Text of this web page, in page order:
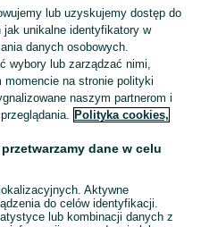
Szeroki wybór kombinezonów letnich damskich Śląskie ▶️ bawełniane i szyfonowe ✅ Nowe i używane w dobrych cenach ✌ Znajdź ogłoszenia na OLX.pl!
lub uzyskujemy dostęp do
unikalne identyfikatory w
danych osobowych.
wybory lub zarządzać nimi,
momencie na stronie polityki
naszym partnerom i
Polityka cookies,
dane w celu
Aktywne
do celów identyfikacji.
lub kombinacji danych z